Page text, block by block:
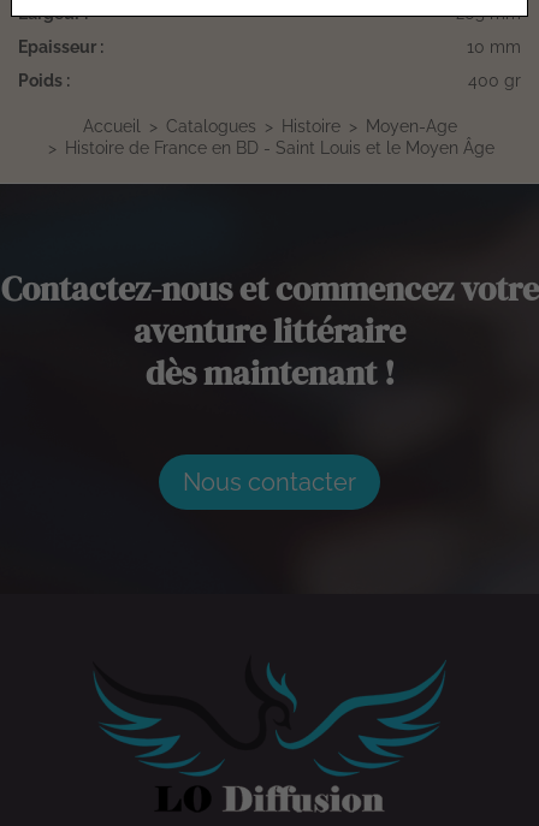
Largeur :
205 mm
Epaisseur :
10 mm
Poids :
400 gr
Accueil Catalogues Histoire
Moyen-Age
Histoire de France en BD - Saint Louis et le Moyen Âge
Contactez-nous et commencez votre
aventure littéraire
dès maintenant !
Nous contacter